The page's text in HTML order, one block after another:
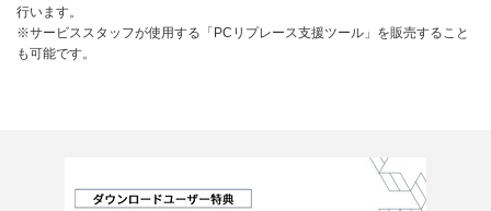
行います。
※サービススタッフが使用する「PCリプレース支援ツール」を販売すること
も可能です。